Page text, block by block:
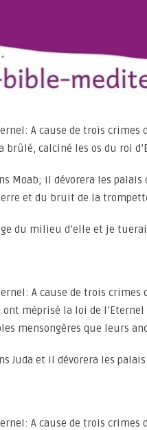
A cause de trois
brûlé, calciné les os du roi
Moab; il dévorera les
et du bruit de la
du milieu d’elle et je
A cause de trois
ont méprisé la loi de
mensongères que leurs
Juda et il dévorera les
A cause de trois